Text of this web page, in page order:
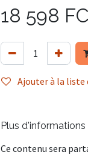
18 598
Ajouter à la liste
Plus d'informations
Ce contenu sera